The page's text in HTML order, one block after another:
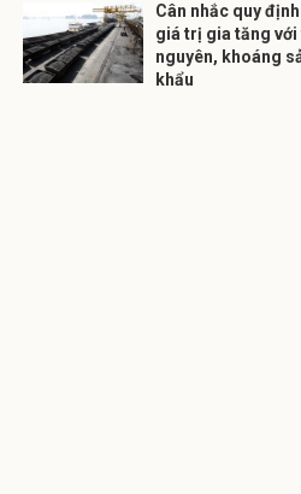
Cân nhắc quy
giá trị gia tăng với
nguyên, khoáng
khẩu